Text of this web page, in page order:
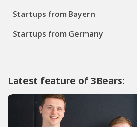
Startups from Bayern
Startups from Germany
Latest feature of 3Bears: